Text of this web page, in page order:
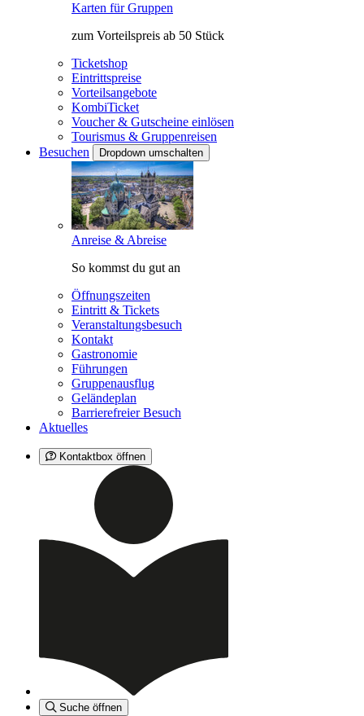
Karten für Gruppen
zum Vorteilspreis ab 50 Stück
Ticketshop
Eintrittspreise
Vorteilsangebote
KombiTicket
Voucher & Gutscheine einlösen
Tourismus & Gruppenreisen
Besuchen
Dropdown umschalten
Anreise & Abreise
So kommst du gut an
Öffnungszeiten
Eintritt & Tickets
Veranstaltungsbesuch
Kontakt
Gastronomie
Führungen
Gruppenausflug
Geländeplan
Barrierefreier Besuch
Aktuelles
Kontaktbox öffnen
Suche öffnen